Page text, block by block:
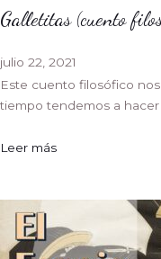
Galletitas (cuento
julio 22, 2021
Este cuento filosófico
tiempo tendemos a hacer
Leer más